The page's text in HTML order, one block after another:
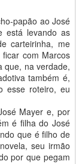
papão ao José
está levando as
carteirinha, me
com Marcos
que, na verdade,
também é,
esse roteiro, eu
Mayer e, por
é filha do José
que é filho de
seu irmão
por que pegam